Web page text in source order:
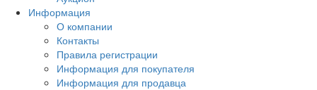
Информация
О компании
Контакты
Правила регистрации
Информация для покупателя
Информация для продавца